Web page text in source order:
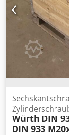
Würth DIN
DIN 933